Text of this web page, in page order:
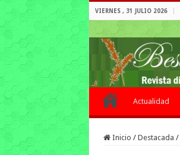
VIERNES , 31 JULIO 2026
Actualidad
Inicio / Destacada /